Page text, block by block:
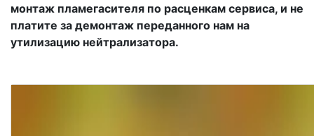
монтаж пламегасителя по расценкам сервиса, и не
платите за демонтаж переданного нам на
утилизацию нейтрализатора.